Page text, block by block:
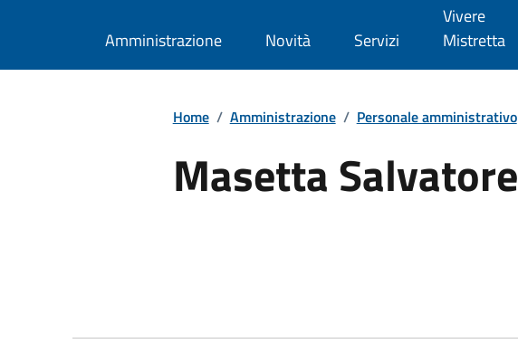
Amministrazione Novità Servizi
Vivere
Mistretta
Home / Amministrazione / Personale amministrativo
Masetta Salvatore